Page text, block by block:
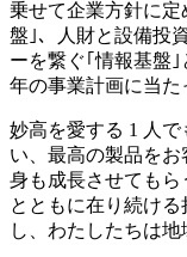
乗せて企業方針に
盤｣、人財と設備投
ーを繋ぐ｢情報基盤
年の事業計画に当た
妙高を愛する 1 人
い、最高の製品を
身も成長させても
とともに在り続け
し、わたしたちは地